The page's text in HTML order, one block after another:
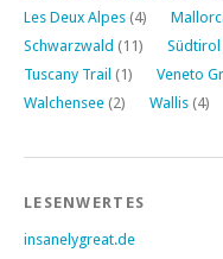
Les Deux Alpes (4)
Schwarzwald (11) Südtirol
Tuscany Trail (1) Veneto
Walchensee (2) Wallis (4)
LESENWERTES
insanelygreat.de